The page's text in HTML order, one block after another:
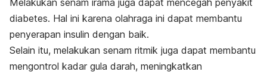
diabetes. Hal ini karena olahraga ini dapat membantu
penyerapan insulin dengan baik.
Selain itu, melakukan senam ritmik juga dapat membantu
mengontrol kadar gula darah, meningkatkan